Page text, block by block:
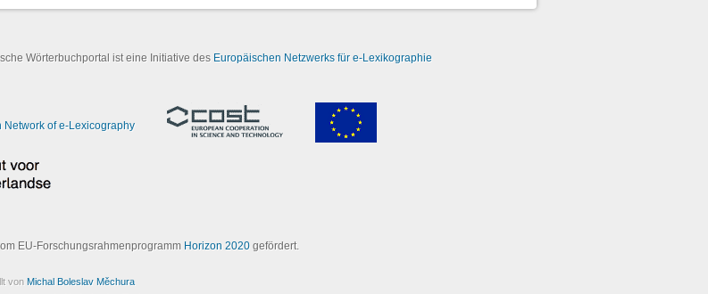
Wörterbuchportal ist eine Initiative des Europäischen Netzwerks für e-Lexikographie
EU-Forschungsrahmenprogramm Horizon 2020 gefördert.
von Michal Boleslav Měchura